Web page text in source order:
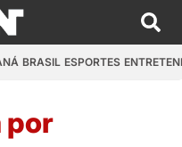
BRASIL ESPORTES
por